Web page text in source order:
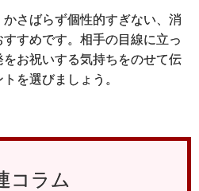
さばらず個性的すぎない、消
すめです。相手の目線に立っ
お祝いする気持ちをのせて伝
を選びましょう。
コラム